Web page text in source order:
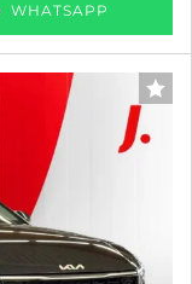
WHATSAPP